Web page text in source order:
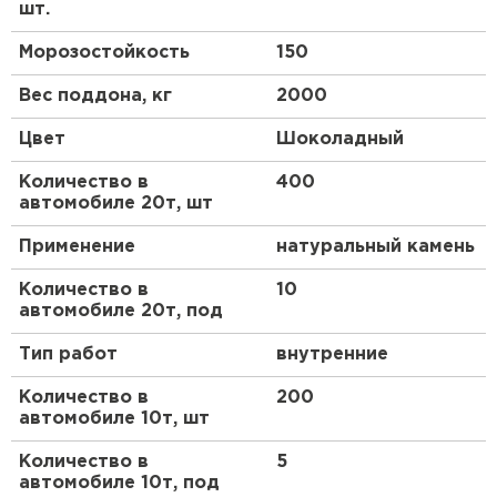
эффективно работать на крупных объектах,
минимизируя отходы.
Преимущества
Эстетическая привлекательность
Один из ключевых плюсов – насыщенный
шоколадный цвет, который придает кладке
изысканный вид. Это позволяет гармонично
интегрировать конструкции в ландшафт или
интерьер, подчеркивая дизайнерские решения. В
отличие от стандартных серых смесей, эта
добавляет теплоты и оригинальности, делая
Прочность и долговечность
Материал обеспечивает высокую адгезию к
кирпичу, устойчивость к атмосферным
воздействиям и механическим нагрузкам.
Благодаря специальным добавкам, швы не
шт.
Морозостойкость 150
Вес поддона, кг 2000
Цвет Шоколадный
Количество в
автомобиле 20т, шт
400
Применение натуральный камень
Количество в
автомобиле 20т, под
10
Тип работ внутренние
Количество в
автомобиле 10т, шт
200
Количество в
автомобиле 10т, под
5